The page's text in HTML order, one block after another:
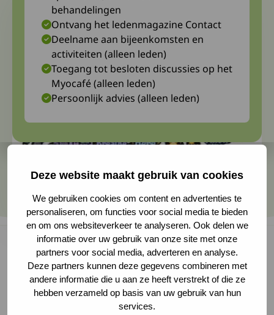
Deze website maakt gebruik van cookies
We gebruiken cookies om content en advertenties te
personaliseren, om functies voor social media te bieden
en om ons websiteverkeer te analyseren. Ook delen we
informatie over uw gebruik van onze site met onze
partners voor social media, adverteren en analyse.
Deze partners kunnen deze gegevens combineren met
andere informatie die u aan ze heeft verstrekt of die ze
hebben verzameld op basis van uw gebruik van hun
services.
Het bestuur nodigt je uit voor de online ALV op
zaterdag 13 mei 2023. Voorafgaand aan de ALV
is de themabijeenkomst 'Het brein en sturen
behandelingen
Ontvang het ledenmagazine Contact
Deelname aan bijeenkomsten en
activiteiten (alleen leden)
Toegang tot besloten discussies op het
Myocafé (alleen leden)
Persoonlijk advies (alleen leden)